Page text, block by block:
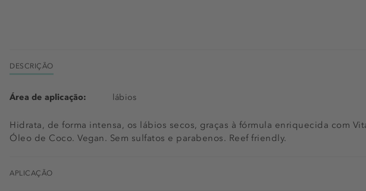
DESCRIÇÃO
Hidrata, de forma intensa, os lábios secos, graças à fórmula enriquecida com
Óleo de Coco. Vegan. Sem sulfatos e parabenos. Reef friendly.
Área de aplicação: lábios
APLICAÇÃO